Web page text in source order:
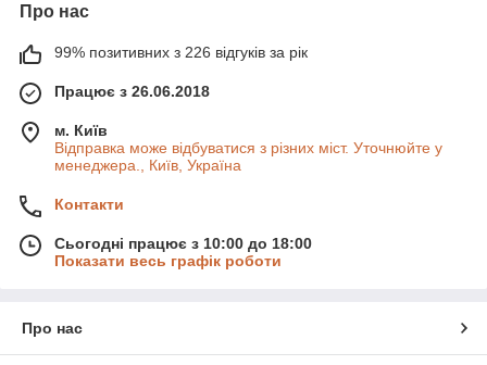
Про нас
99% позитивних з 226 відгуків за рік
Працює з 26.06.2018
м. Київ
Відправка може відбуватися з різних міст. Уточнюйте у
менеджера., Київ, Україна
Контакти
Сьогодні працює з 10:00 до 18:00
Показати весь графік роботи
Про нас